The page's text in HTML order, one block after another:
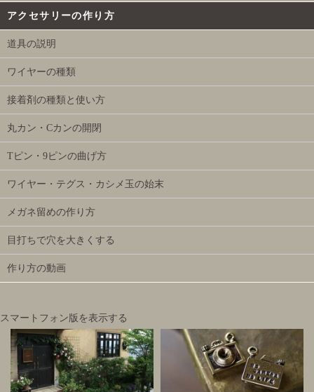
アクセサリーの作り方
道具の説明
ワイヤーの種類
接着剤の種類と使い方
丸カン・Cカンの開閉
Tピン・9ピンの曲げ方
ワイヤー・テグス・カシメ玉の始末
メガネ留めの作り方
目打ちで穴を大きくする
作り方の動画
スマートフォン版を表示する